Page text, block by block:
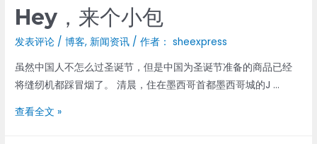
Hey，来个小包
发表评论 /博客,新闻资讯 / 作者： sheexpress
虽然中国人不怎么过圣诞节，但是中国为圣诞节准备的商品已经
将缝纫机都踩冒烟了。 清晨，住在墨西哥首都墨西哥城的J …
Hey，
查看全文 »